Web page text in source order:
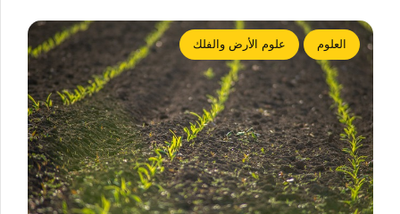
العلوم علوم الأرض والفلك